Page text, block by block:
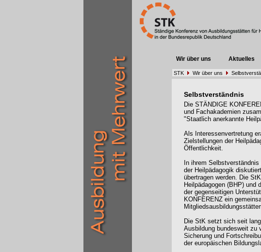
Wir über uns Aktuelles
STK Wir über uns
Selbstverständnis
Die STÄNDIGE
und Fachakademien
"Staatlich anerkannte
Als Interessenvertretung
Zielstellungen der
Öffentlichkeit.
In ihrem
der Heilpädagogik
übertragen werden. Die
Heilpädagogen (BHP) und
der gegenseitigen
KONFERENZ ein
Die StK setzt sich seit
Ausbildung bundesweit zu
Sicherung und
der europäischen